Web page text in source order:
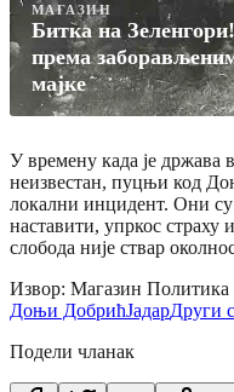
МАГАЗИН
Битка на
према
мајке
У времену када је држава
неизвестан, пуцњи код
локални инцидент. Они су
наставити, упркос страху
слобода није ствар
Извор: Магазин Политика
Доњи ДобрићЈадарДруги
Подели чланак